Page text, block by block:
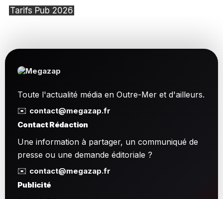
Tarifs Pub 2026
Toute l'actualité média en Outre-Mer et d'ailleurs.
✉️ contact@megazap.fr
Contact Rédaction
Une information à partager, un communiqué de
presse ou une demande éditoriale ?
✉️ contact@megazap.fr
Publicité